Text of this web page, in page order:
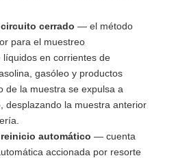
cerrado — el método
para el muestreo
líquidos en corrientes de
gasóleo y productos
de la muestra se expulsa a
desplazando la muestra anterior
automático — cuenta
accionada por resorte